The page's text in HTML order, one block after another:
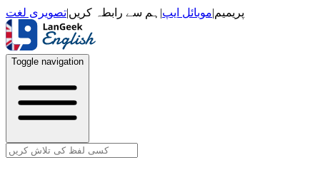
پریمیم|موبائل ایپ| ہم سے رابطہ کریں|تصویری لغت
Toggle navigation